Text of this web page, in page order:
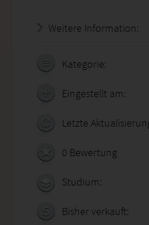
Weitere Information:
Kategorie:
Eingestellt am:
Letzte
0 Bewertung
Studium:
Bisher verkauft: